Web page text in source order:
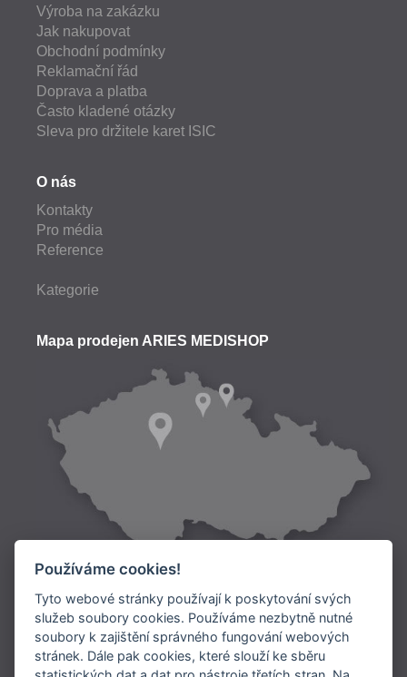
Výroba na zakázku
Jak nakupovat
Obchodní podmínky
Reklamační řád
Doprava a platba
Často kladené otázky
Sleva pro držitele karet ISIC
O nás
Kontakty
Pro média
Reference
Kategorie
Mapa prodejen ARIES MEDISHOP
Doprava:
Používáme cookies!
Tyto webové stránky používají k poskytování svých
služeb soubory cookies. Používáme nezbytně nutné
soubory k zajištění správného fungování webových
stránek. Dále pak cookies, které slouží ke sběru